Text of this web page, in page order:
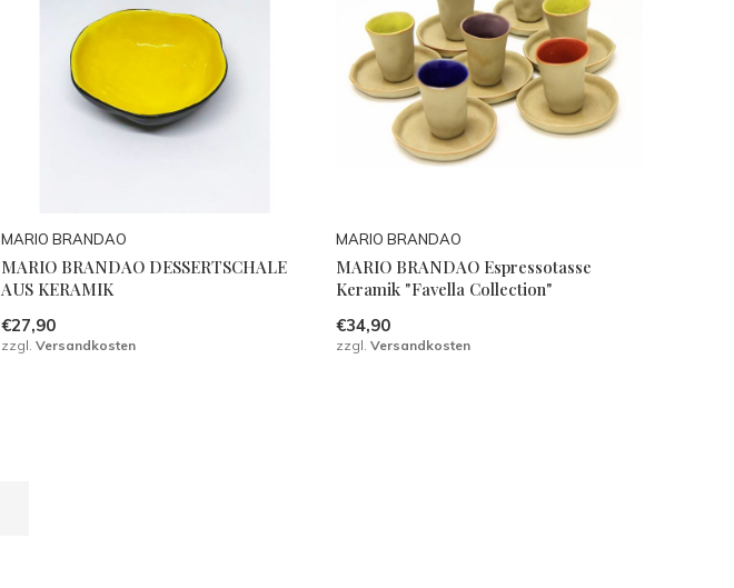
MARIO BRANDAO
MARIO BRANDAO DESSERTSCHALE
AUS KERAMIK
€27,90
zzgl. Versandkosten
MARIO BRANDAO
MARIO BRANDAO Espressotasse
Keramik "Favella Collection"
€34,90
zzgl. Versandkosten